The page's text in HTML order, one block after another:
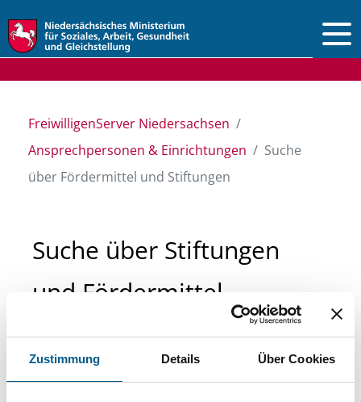
Zustimmung Details Über Cookies
FreiwilligenServer Niedersachsen
Ansprechpersonen & Einrichtungen
Suche
über Fördermittel und Stiftungen
Suche über Stiftungen
und Fördermittel
Sie suchen finanzielle Unterstützung für ein
Projekt oder ein Vorhaben? Hier können Sie